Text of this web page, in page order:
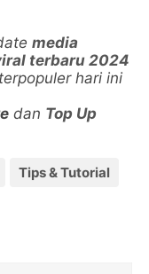
media
terbaru 2024
hari ini
dan Top Up
Tips & Tutorial